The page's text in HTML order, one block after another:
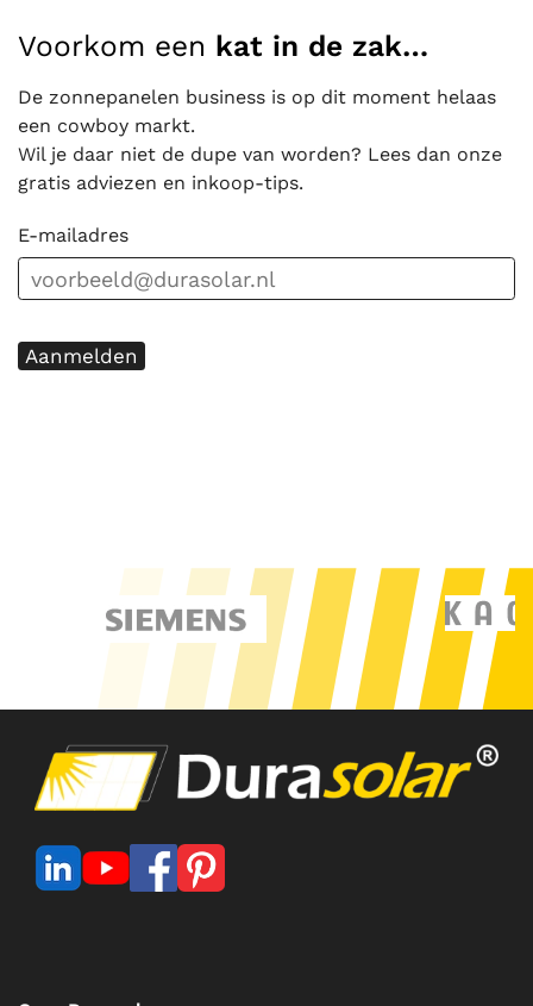
Voorkom een kat in de zak…
De zonnepanelen business is op dit moment helaas
een cowboy markt.
Wil je daar niet de dupe van worden? Lees dan onze
gratis adviezen en inkoop-tips.
E-mailadres
Aanmelden